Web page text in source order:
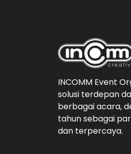
INCOMM Event
solusi terdepan
berbagai acara,
tahun sebagai
dan terpercaya.